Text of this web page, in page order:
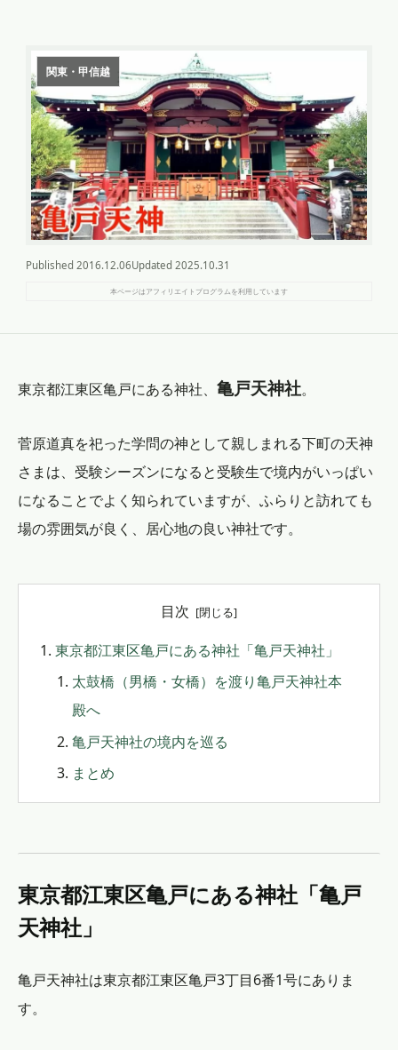
関東・甲信越
Published 2016.12.06Updated 2025.10.31
本ページはアフィリエイトプログラムを利用しています
東京都江東区亀戸にある神社、 亀戸天神社。
菅原道真を祀った学問の神として親しまれる下町の天神
さまは、受験シーズンになると受験生で境内がいっぱい
になることでよく知られていますが、ふらりと訪れても
場の雰囲気が良く、居心地の良い神社です。
目次
東京都江東区亀戸にある神社「亀戸天神社」
太鼓橋（男橋・女橋）を渡り亀戸天神社本
殿へ
亀戸天神社の境内を巡る
まとめ
東京都江東区亀戸にある神社「亀戸
天神社」
亀戸天神社は東京都江東区亀戸3丁目6番1号にありま
す。